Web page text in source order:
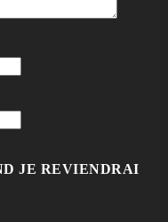
JE REVIENDRAI